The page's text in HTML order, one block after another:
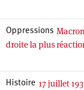
Oppressions
droite la plus
Histoire 17 juillet